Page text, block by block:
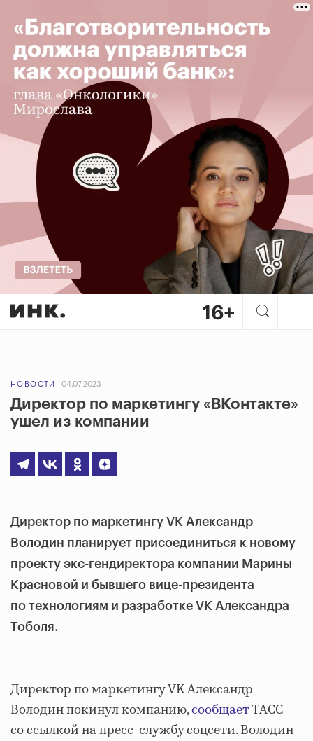
НОВОСТИ 04.07.2023
Директор по маркетингу «ВКонтакте»
ушел из компании
Директор по маркетингу VK Александр
Володин планирует присоединиться к новому
проекту экс-гендиректора компании Марины
Красновой и бывшего вице-президента
по технологиям и разработке VK Александра
Тоболя.
Директор по маркетингу VK Александр
Володин покинул компанию,сообщаетТАСС
со ссылкой на пресс-службу соцсети. Володин